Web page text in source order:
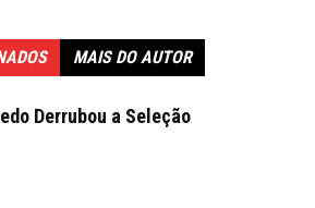
MAIS DO AUTOR
Derrubou a Seleção